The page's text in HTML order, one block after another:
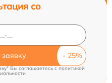
со
заявку
Вы соглашаетесь cполитикой